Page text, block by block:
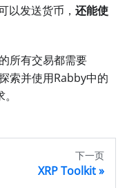
以发送货币， 还能使
所有交易都需要
索并使用Rabby中的
下一页
XRP Toolkit